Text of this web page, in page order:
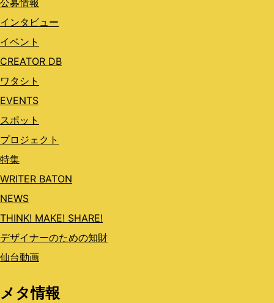
公募情報
インタビュー
イベント
CREATOR DB
ワタシト
EVENTS
スポット
プロジェクト
特集
WRITER BATON
NEWS
THINK! MAKE! SHARE!
デザイナーのための知財
仙台動画
メタ情報